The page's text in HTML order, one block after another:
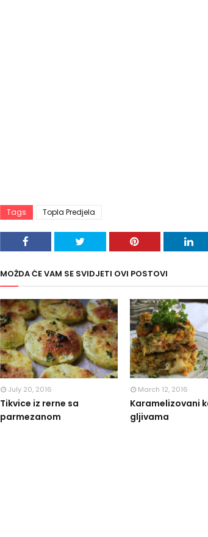
Tags Topla Predjela
MOŽDA ĆE VAM SE SVIDJETI OVI POSTOVI
July 20, 2016
Tikvice iz rerne sa
parmezanom
March 12, 2016
Karamelizovani
gljivama